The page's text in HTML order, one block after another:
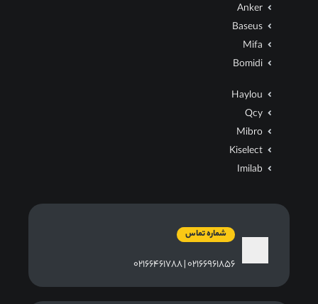
Anker
Baseus
Mifa
Bomidi
Haylou
Qcy
Mibro
Kiselect
Imilab
شماره تماس
۰۲۱۶۶۹۶۱۸۵۶ | ۰۲۱۶۶۴۶۱۷۸۸